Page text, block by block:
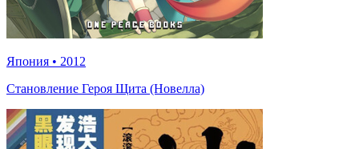
Япония • 2012
Становление Героя Щита (Новелла)